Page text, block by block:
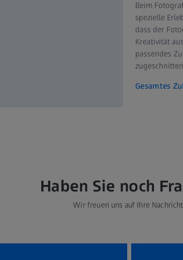
Beim
spezielle
dass der
Kreativität
passendes
Gesamtes
Haben Sie noch
Wir freuen uns auf Ihre